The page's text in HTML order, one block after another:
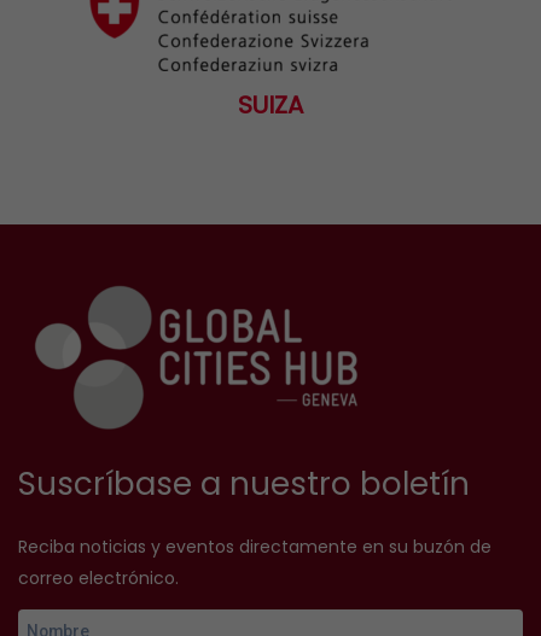
SUIZA
Suscríbase a nuestro boletín
Reciba noticias y eventos directamente en su buzón de
correo electrónico.